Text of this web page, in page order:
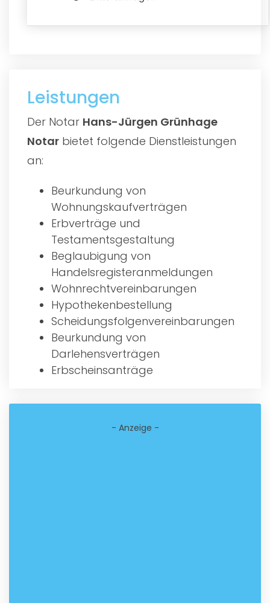
Leistungen
Der Notar Hans-Jürgen Grünhage
Notar bietet folgende Dienstleistungen
an:
Beurkundung von
Wohnungskaufverträgen
Erbverträge und
Testamentsgestaltung
Beglaubigung von
Handelsregisteranmeldungen
Wohnrechtvereinbarungen
Hypothekenbestellung
Scheidungsfolgenvereinbarungen
Beurkundung von
Darlehensverträgen
Erbscheinsanträge
- Anzeige -